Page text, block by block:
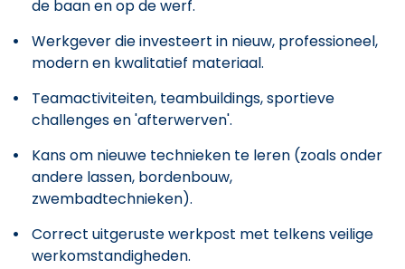
de baan en op de werf.
Werkgever die investeert in nieuw, professioneel,
modern en kwalitatief materiaal.
Teamactiviteiten, teambuildings, sportieve
challenges en 'afterwerven'.
Kans om nieuwe technieken te leren (zoals onder
andere lassen, bordenbouw,
zwembadtechnieken).
Correct uitgeruste werkpost met telkens veilige
werkomstandigheden.